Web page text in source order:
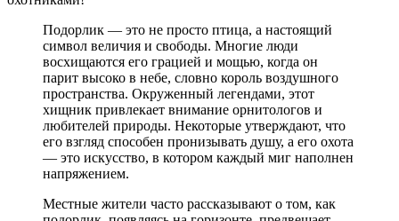
Подорлик — это не просто птица, а настоящий
символ величия и свободы. Многие люди
восхищаются его грацией и мощью, когда он
парит высоко в небе, словно король воздушного
пространства. Окруженный легендами, этот
хищник привлекает внимание орнитологов и
любителей природы. Некоторые утверждают, что
его взгляд способен пронизывать душу, а его охота
— это искусство, в котором каждый миг наполнен
напряжением.
Местные жители часто рассказывают о том, как